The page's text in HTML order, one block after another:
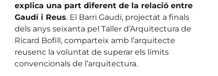
explica una part diferent de la relació entre
Gaudí i Reus. El Barri Gaudí, projectat a finals
dels anys seixanta pel Taller d’Arquitectura de
Ricard Bofill, comparteix amb l’arquitecte
reusenc la voluntat de superar els límits
convencionals de l’arquitectura.